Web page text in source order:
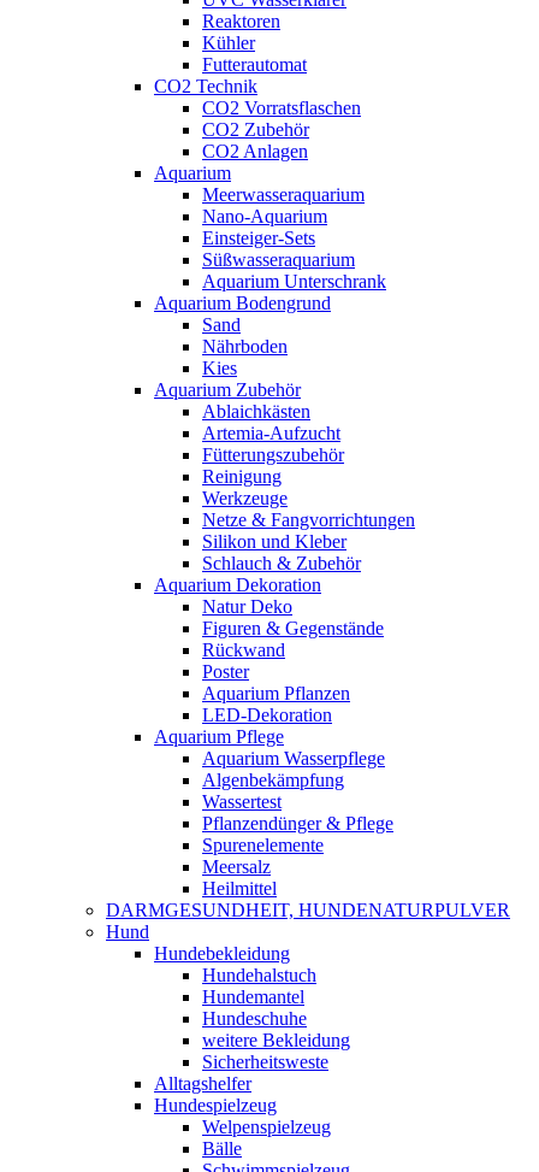
Reaktoren
Kühler
Futterautomat
CO2 Technik
CO2 Vorratsflaschen
CO2 Zubehör
CO2 Anlagen
Aquarium
Meerwasseraquarium
Nano-Aquarium
Einsteiger-Sets
Süßwasseraquarium
Aquarium Unterschrank
Aquarium Bodengrund
Sand
Nährboden
Kies
Aquarium Zubehör
Ablaichkästen
Artemia-Aufzucht
Fütterungszubehör
Reinigung
Werkzeuge
Netze & Fangvorrichtungen
Silikon und Kleber
Schlauch & Zubehör
Aquarium Dekoration
Natur Deko
Figuren & Gegenstände
Rückwand
Poster
Aquarium Pflanzen
LED-Dekoration
Aquarium Pflege
Aquarium Wasserpflege
Algenbekämpfung
Wassertest
Pflanzendünger & Pflege
Spurenelemente
Meersalz
Heilmittel
DARMGESUNDHEIT, HUNDENATURPULVER
Hund
Hundebekleidung
Hundehalstuch
Hundemantel
Hundeschuhe
weitere Bekleidung
Sicherheitsweste
Alltagshelfer
Hundespielzeug
Welpenspielzeug
Bälle